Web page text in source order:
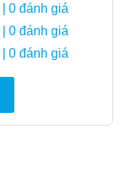
| 0 đánh giá
| 0 đánh giá
| 0 đánh giá